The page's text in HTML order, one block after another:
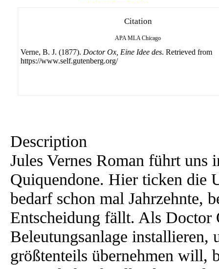
Citation
APA MLA Chicago
Verne, B. J. (1877). Doctor Ox, Eine Idee des. Retrieved from
https://www.self.gutenberg.org/
Description
Jules Vernes Roman führt uns
Quiquendone. Hier ticken die
bedarf schon mal Jahrzehnte,
Entscheidung fällt. Als Doctor
Beleutungsanlage installieren,
größtenteils übernehmen will,